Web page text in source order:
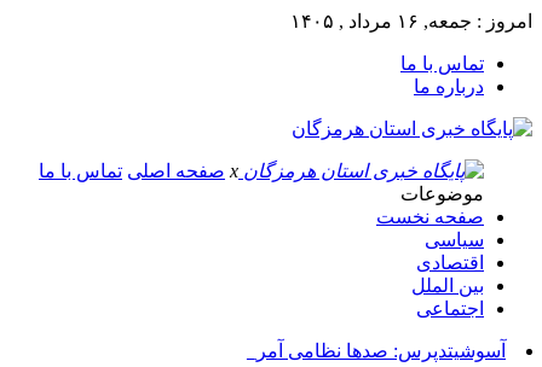
امروز : جمعه, ۱۶ مرداد , ۱۴۰۵
تماس با ما
درباره ما
x صفحه اصلی تماس با ما
موضوعات
صفحه نخست
سیاسی
اقتصادی
بین الملل
اجتماعی
آسوشیتدپرس: صدها نظامی آمریکایی در _